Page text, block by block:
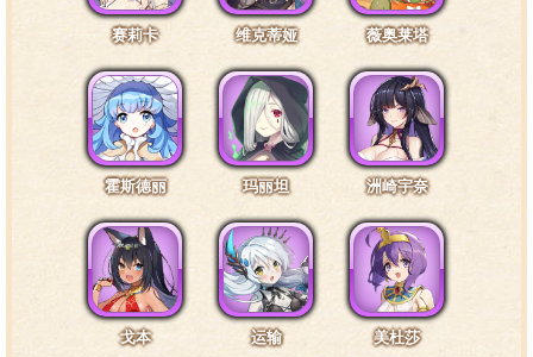
皮肤1互动台词10·尾巴1
这是缝在衣服上的假尾巴，比我本来的尾巴长多了
呢。
皮肤1互动台词11·尾巴2
那、那应该是假尾巴才对，为什么被团长抓住还会有
感觉，这也是梦境带来的影响吗？
赛莉卡 维克蒂娅 薇奥莱塔
霍斯德丽 玛丽坦 洲崎宇奈
戈本 运输 美杜莎